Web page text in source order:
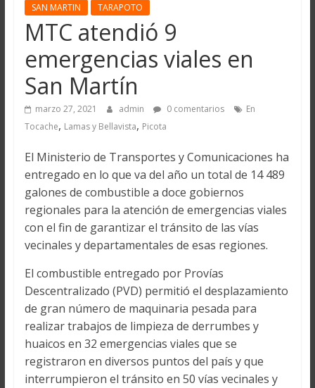
SAN MARTIN TARAPOTO
MTC atendió 9
emergencias viales en
San Martín
marzo 27, 2021 admin 0 comentarios
En
Tocache, Lamas y Bellavista, Picota
El Ministerio de Transportes y Comunicaciones ha
entregado en lo que va del año un total de 14 489
galones de combustible a doce gobiernos
regionales para la atención de emergencias viales
con el fin de garantizar el tránsito de las vías
vecinales y departamentales de esas regiones.
El combustible entregado por Provías
Descentralizado (PVD) permitió el desplazamiento
de gran número de maquinaria pesada para
realizar trabajos de limpieza de derrumbes y
huaicos en 32 emergencias viales que se
registraron en diversos puntos del país y que
interrumpieron el tránsito en 50 vías vecinales y